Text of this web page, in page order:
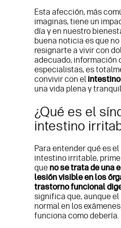
Esta afección, más
imaginas, tiene un
día y en nuestro
buena noticia es que
resignarte a vivir con
adecuado, información
especialistas, es
convivir con el
una vida plena y
¿Qué es el
intestino
Para entender qué es
intestino irritable,
que no se trata de una
lesión visible en los
trastorno funcional
significa que, aunque
normal en los
funciona como debería.